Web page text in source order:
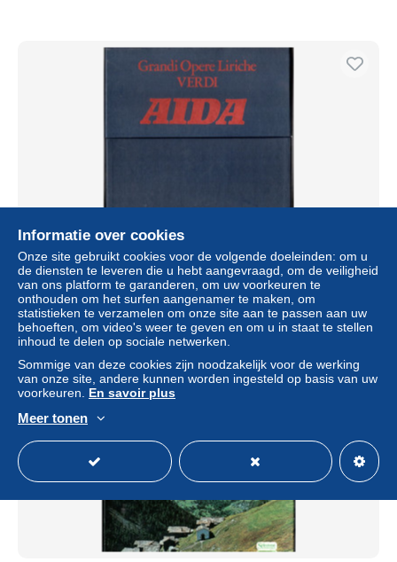
°°° 27) COFANETTO 4 DISCHI 33 GIRI - GRANDI
OPERE LIRICHE VERDI - AIDA °°°
± US$ 17,26
Statuut Particulier
Informatie over cookies
Onze site gebruikt cookies voor de volgende doeleinden: om u
de diensten te leveren die u hebt aangevraagd, om de veiligheid
van ons platform te garanderen, om uw voorkeuren te
onthouden om het surfen aangenamer te maken, om
statistieken te verzamelen om onze site aan te passen aan uw
behoeften, om video's weer te geven en om u in staat te stellen
inhoud te delen op sociale netwerken.
Sommige van deze cookies zijn noodzakelijk voor de werking
van onze site, andere kunnen worden ingesteld op basis van uw
voorkeuren. En savoir plus
Meer tonen